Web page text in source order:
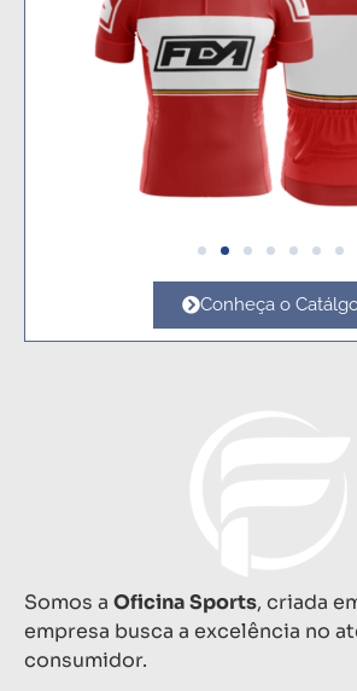
Conheça o
Somos a Oficina Sports, criada
empresa busca a excelência no
consumidor.